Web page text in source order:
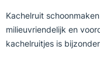
Kachelruit
milieuvriendelijk en
kachelruitjes is